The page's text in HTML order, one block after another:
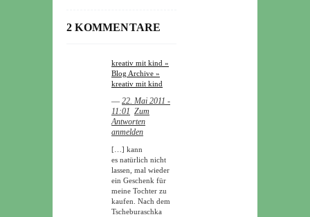
2 KOMMENTARE
kreativ mit kind »
Blog Archive »
kreativ mit kind
― 22. Mai 2011 -
11:01 Zum
Antworten
anmelden
[…] kann
es natürlich nicht
lassen, mal wieder
ein Geschenk für
meine Tochter zu
kaufen. Nach dem
Tscheburaschka